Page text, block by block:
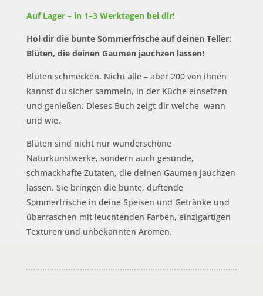
Auf Lager – in 1–3 Werktagen bei dir!
Hol dir die bunte Sommerfrische auf deinen Teller:
Blüten, die deinen Gaumen jauchzen lassen!
Blüten schmecken. Nicht alle – aber 200 von ihnen
kannst du sicher sammeln, in der Küche einsetzen
und genießen. Dieses Buch zeigt dir welche, wann
und wie.
Blüten sind nicht nur wunderschöne
Naturkunstwerke, sondern auch gesunde,
schmackhafte Zutaten, die deinen Gaumen jauchzen
lassen. Sie bringen die bunte, duftende
Sommerfrische in deine Speisen und Getränke und
überraschen mit leuchtenden Farben, einzigartigen
Texturen und unbekannten Aromen.